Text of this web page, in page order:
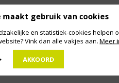
maakt gebruik van cookies
en statistiek-cookies helpen
Vink dan alle vakjes aan. Meer
AKKOORD